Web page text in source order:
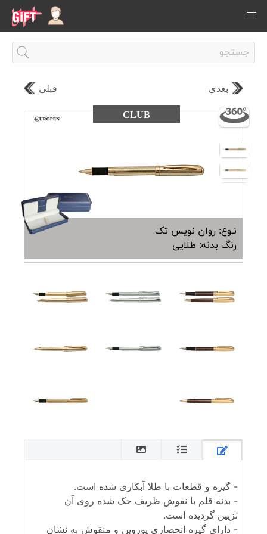
قبلی بعدی
CLUB
نـوع: روان نویس تک
رنگ بدنه: طلایی
- گیره و قطعات با طلا آبکاری شده است.
- بدنه قلم با نقوش ظریف حک شده روی آن
تزیین گردیده است.
- دارای گیره انحصاری یوروپن و منقوش به نشان